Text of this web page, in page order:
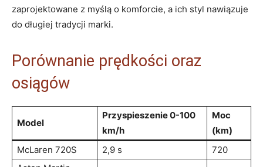
zaprojektowane z myślą o komforcie, a ich styl nawiązuje
do długiej tradycji marki.
Porównanie prędkości oraz
osiągów
Model
Przyspieszenie 0-100
km/h
Moc
(km)
McLaren 720S
2,9 s
720